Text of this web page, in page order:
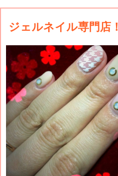
ジェルネイル専門店！